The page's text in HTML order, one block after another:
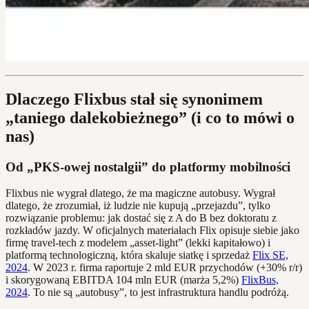
Dlaczego Flixbus stał się synonimem
„taniego dalekobieżnego” (i co to mówi o
nas)
Od „PKS-owej nostalgii” do platformy mobilności
Flixbus nie wygrał dlatego, że ma magiczne autobusy. Wygrał
dlatego, że zrozumiał, iż ludzie nie kupują „przejazdu”, tylko
rozwiązanie problemu: jak dostać się z A do B bez doktoratu z
rozkładów jazdy. W oficjalnych materiałach Flix opisuje siebie jako
firmę travel-tech z modelem „asset-light” (lekki kapitałowo) i
platformą technologiczną, która skaluje siatkę i sprzedaż Flix SE,
2024. W 2023 r. firma raportuje 2 mld EUR przychodów (+30% r/r)
i skorygowaną EBITDA 104 mln EUR (marża 5,2%) FlixBus,
2024. To nie są „autobusy”, to jest infrastruktura handlu podróżą.